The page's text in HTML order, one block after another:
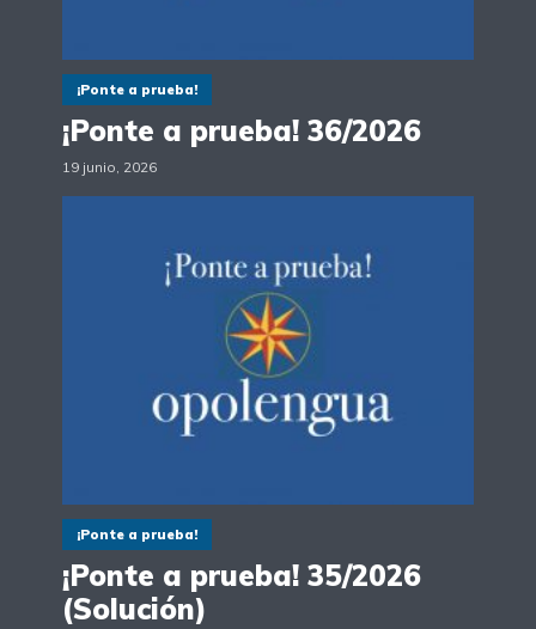
¡Ponte a prueba!
¡Ponte a prueba! 36/2026
19 junio, 2026
¡Ponte a prueba!
¡Ponte a prueba! 35/2026
(Solución)